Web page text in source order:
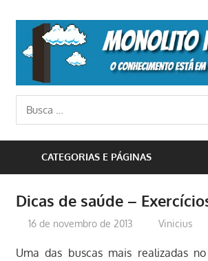
content
o
conhecimento
Busca
para:
CATEGORIAS E PÁGINAS
Dicas de saúde –
16 de novembro de 2013 Vinicius
Uma das buscas mais realizadas